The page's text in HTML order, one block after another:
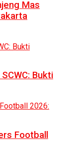
Mas
Bukti
Football